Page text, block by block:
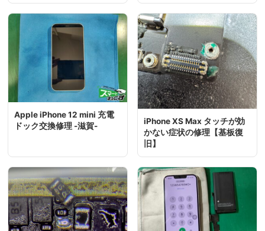
Apple iPhone 12 mini 充電
ドック交換修理 -滋賀-
iPhone XS Max タッチが効
かない症状の修理【基板復
旧】